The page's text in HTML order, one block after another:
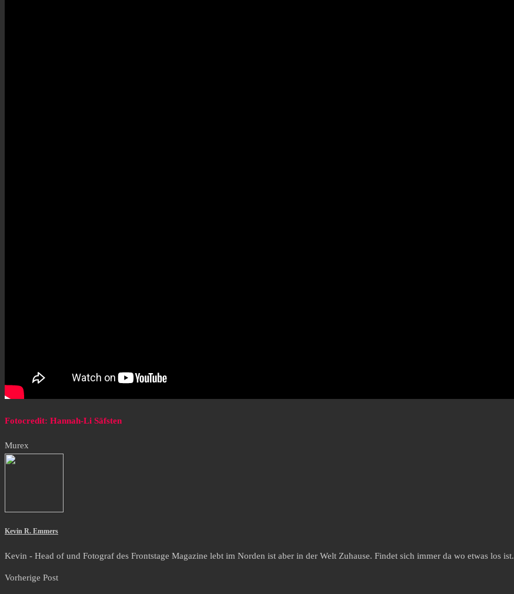
Fotocredit: Hannah-Li Säfsten
Murex
Kevin R. Emmers
Kevin - Head of und Fotograf des Frontstage Magazine lebt im Norden ist aber in der Welt Zuhause. Findet sich immer da wo etwas los ist.
Vorherige Post